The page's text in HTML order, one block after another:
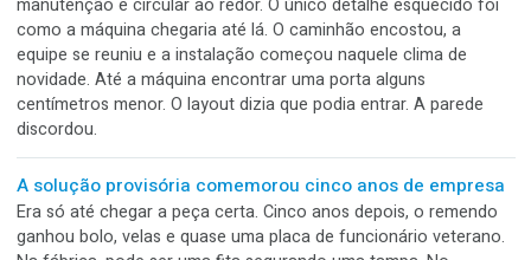
O protótipo ficou lindo. A coladeira não repetiu
Essa embalagem aguenta virar produção? O protótipo
reunião parecendo pronto. Abas alinhadas, fechamento
cola no lugar e acabamento capaz de convencer todos.
havia sido montado com calma. Um dedo segurou a aba,
corrigiu o vinco, alguém pressionou a colagem. Pequenas
ausentes da ficha técnica.